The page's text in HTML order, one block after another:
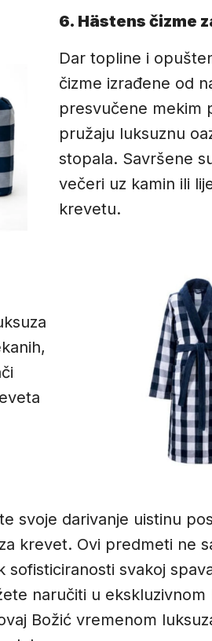
6. Hästens čizme
Dar topline i
čizme izrađene od
presvučene mekim
pružaju luksuznu
stopala. Savršene
večeri uz kamin ili
krevetu.
svoje darivanje uistinu
krevet. Ovi predmeti ne
sofisticiranosti svakoj
naručiti u ekskluzivnom
Božić vremenom